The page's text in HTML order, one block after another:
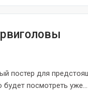
постер для
посмотреть уже...